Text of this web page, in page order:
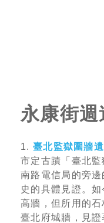
永康街
1. 臺北監獄圍牆遺
市定古蹟「臺北
南路電信局的旁
史的具體見證。
高牆，但所用的
臺北府城牆，見證